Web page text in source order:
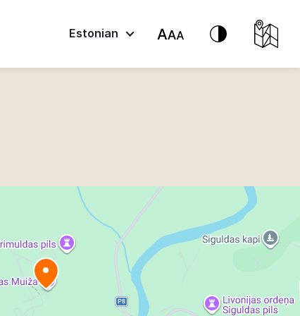
Estonian